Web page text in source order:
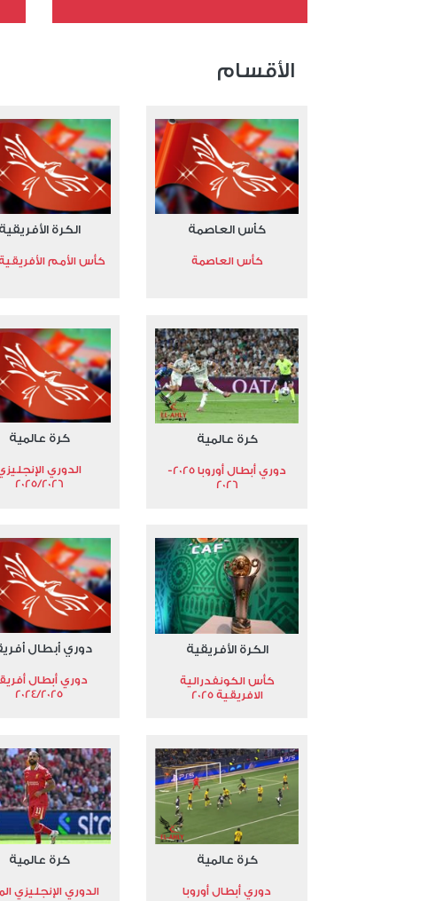
الأقسام
كأس العاصمة
كأس العاصمة
الكرة الأفريقية
كأس الأمم الأفريقية
كرة عالمية
دوري أبطال أوروبا 2025-
2026
كرة عالمية
الدوري
2025/2026
الكرة الأفريقية
كأس الكونفدرالية
الافريقية 2025
دوري أبطال
دوري أبطال
2024/2025
كرة عالمية
دوري أبطال أوروبا
كرة عالمية
الدوري الإنجليزي